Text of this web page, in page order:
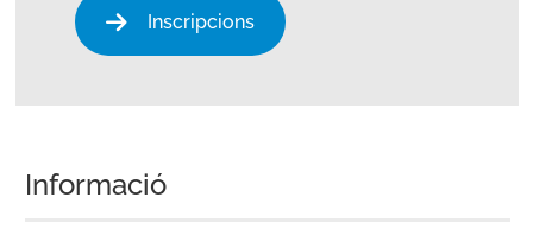
Inscripcions
Informació